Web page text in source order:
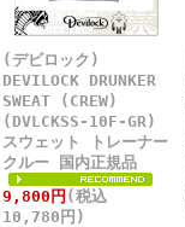
(デビロック)
DEVILOCK DRUNKER
SWEAT (CREW)
(DVLCKSS-10F-GR)
スウェット トレーナー
クルー 国内正規品
9,800円 (税込
10,780円)